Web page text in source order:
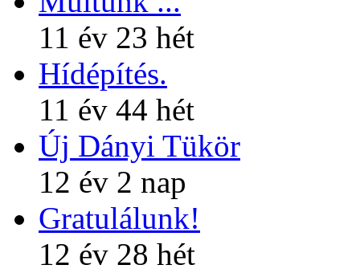
11 év 23 hét
Hídépítés.
11 év 44 hét
Új Dányi Tükör
12 év 2 nap
Gratulálunk!
12 év 28 hét